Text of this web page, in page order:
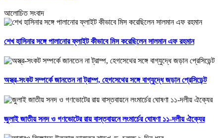
আলোচিত সংবাদ
শেখ হাসিনার সঙ্গে পালানোর ফ্লাইট কীভাবে মিস করেছিলেন সালমান এফ রহমান
অস্ত্র-সংকট সম্পর্কে জানতেন না ট্রাম্প, হেগসেথের সঙ্গে বাগ্‌যুদ্ধে জড়ান প্রেসিডেন্ট
জুলাই জাতীয় সনদ ও গণভোটের রায় বাস্তবায়নে লংমার্চের ঘোষণা ১১-দলীয় ঐক্যের